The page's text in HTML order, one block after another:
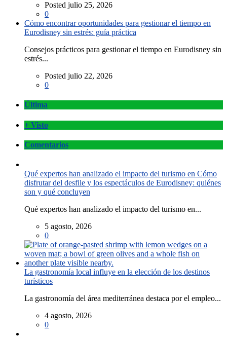
Posted julio 25, 2026
0
Cómo encontrar oportunidades para gestionar el tiempo en
Eurodisney sin estrés: guía práctica
Consejos prácticos para gestionar el tiempo en Eurodisney sin
estrés...
Posted julio 22, 2026
0
Última
+ Visto
Comentarios
Qué expertos han analizado el impacto del turismo en Cómo
disfrutar del desfile y los espectáculos de Eurodisney: quiénes
son y qué concluyen
Qué expertos han analizado el impacto del turismo en...
5 agosto, 2026
0
La gastronomía local influye en la elección de los destinos
turísticos
La gastronomía del área mediterránea destaca por el empleo...
4 agosto, 2026
0